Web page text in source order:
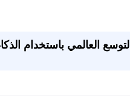
التوسع العالمي باستخدام